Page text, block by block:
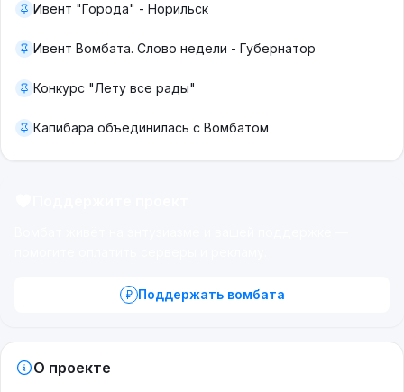
Ивент "Города" - Норильск
Ивент Вомбата. Слово недели - Губернатор
Конкурс "Лету все рады"
Капибара объединилась с Вомбатом
Поддержать вомбата
О проекте